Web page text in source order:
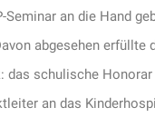
an die Hand
abgesehen erfüllte
das schulische Honorar
an das